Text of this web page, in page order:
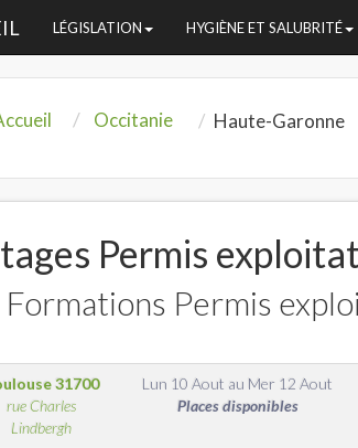
LÉGISLATION HYGIÈNE ET SALUBRITÉ
Occitanie Haute-Garonne
Permis
Formations Permis
31700
rue Charles
Lindbergh
Lun 10 Aout au Mer 12 Aout
Places disponibles